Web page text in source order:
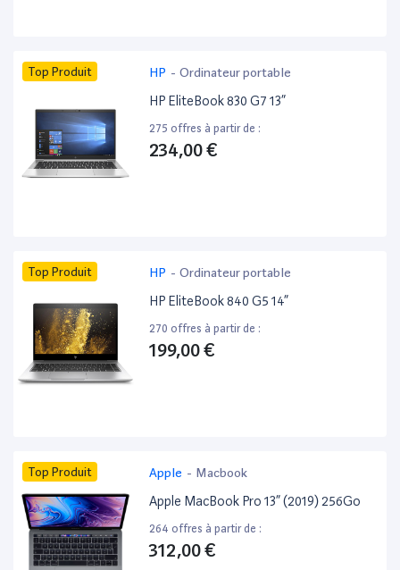
Top Produit HP - Ordinateur portable
HP EliteBook 830 G7 13”
275 offres à partir de :
234,00 €
Top Produit HP - Ordinateur portable
HP EliteBook 840 G5 14”
270 offres à partir de :
199,00 €
Top Produit Apple - Macbook
Apple MacBook Pro 13” (2019) 256Go
264 offres à partir de :
312,00 €